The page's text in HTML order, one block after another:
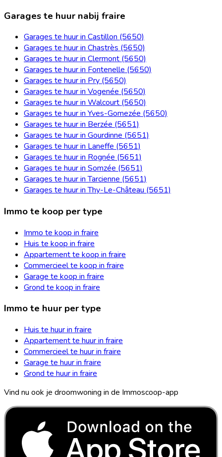
Garages te huur nabij fraire
Garages te huur in Castillon (5650)
Garages te huur in Chastrès (5650)
Garages te huur in Clermont (5650)
Garages te huur in Fontenelle (5650)
Garages te huur in Pry (5650)
Garages te huur in Vogenée (5650)
Garages te huur in Walcourt (5650)
Garages te huur in Yves-Gomezée (5650)
Garages te huur in Berzée (5651)
Garages te huur in Gourdinne (5651)
Garages te huur in Laneffe (5651)
Garages te huur in Rognée (5651)
Garages te huur in Somzée (5651)
Garages te huur in Tarcienne (5651)
Garages te huur in Thy-Le-Château (5651)
Immo te koop per type
Immo te koop in fraire
Huis te koop in fraire
Appartement te koop in fraire
Commercieel te koop in fraire
Garage te koop in fraire
Grond te koop in fraire
Immo te huur per type
Huis te huur in fraire
Appartement te huur in fraire
Commercieel te huur in fraire
Garage te huur in fraire
Grond te huur in fraire
Vind nu ook je droomwoning in de Immoscoop-app